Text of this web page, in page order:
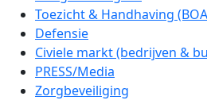
Toezicht & Handhaving
Defensie
Civiele markt (bedrijven &
PRESS/Media
Zorgbeveiliging